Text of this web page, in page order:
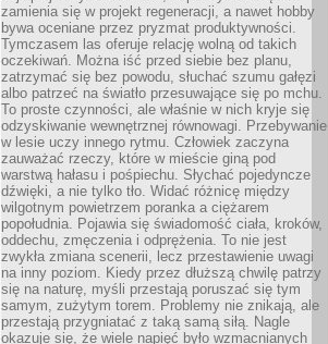
zamienia się w projekt regeneracji, a nawet hobby
bywa oceniane przez pryzmat produktywności.
Tymczasem las oferuje relację wolną od takich
oczekiwań. Można iść przed siebie bez planu,
zatrzymać się bez powodu, słuchać szumu gałęzi
albo patrzeć na światło przesuwające się po mchu.
To proste czynności, ale właśnie w nich kryje się
odzyskiwanie wewnętrznej równowagi. Przebywanie
w lesie uczy innego rytmu. Człowiek zaczyna
zauważać rzeczy, które w mieście giną pod
warstwą hałasu i pośpiechu. Słychać pojedyncze
dźwięki, a nie tylko tło. Widać różnicę między
wilgotnym powietrzem poranka a ciężarem
popołudnia. Pojawia się świadomość ciała, kroków,
oddechu, zmęczenia i odprężenia. To nie jest
zwykła zmiana scenerii, lecz przestawienie uwagi
na inny poziom. Kiedy przez dłuższą chwilę patrzy
się na naturę, myśli przestają poruszać się tym
samym, zużytym torem. Problemy nie znikają, ale
przestają przygniatać z taką samą siłą. Nagle
okazuje się, że wiele napięć było wzmacnianych